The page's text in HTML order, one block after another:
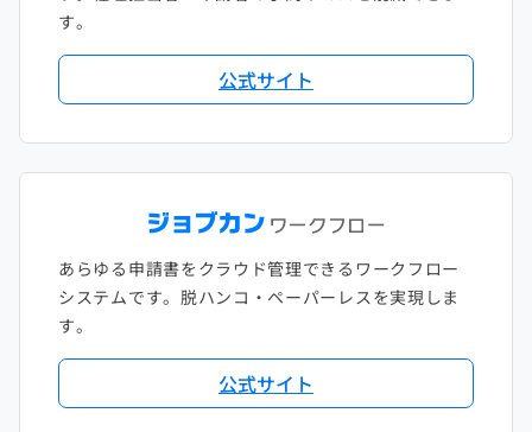
す。
公式サイト
あらゆる申請書をクラウド管理できるワークフロー
システムです。脱ハンコ・ペーパーレスを実現しま
す。
公式サイト